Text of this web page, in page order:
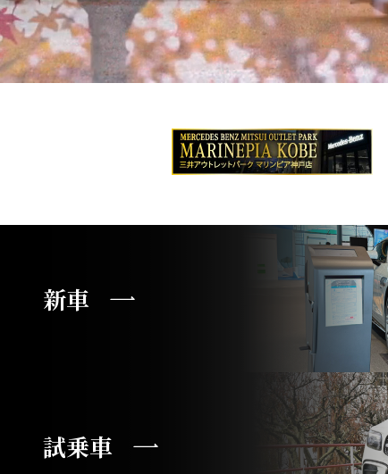
新車
試乗車